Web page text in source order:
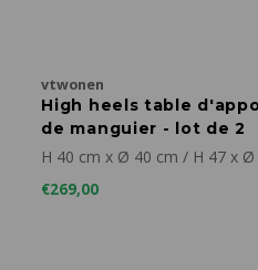
vtwonen
High heels table
de manguier - lot de 2
H 40 cm x Ø 40 cm / H 47 x Ø
€269,00